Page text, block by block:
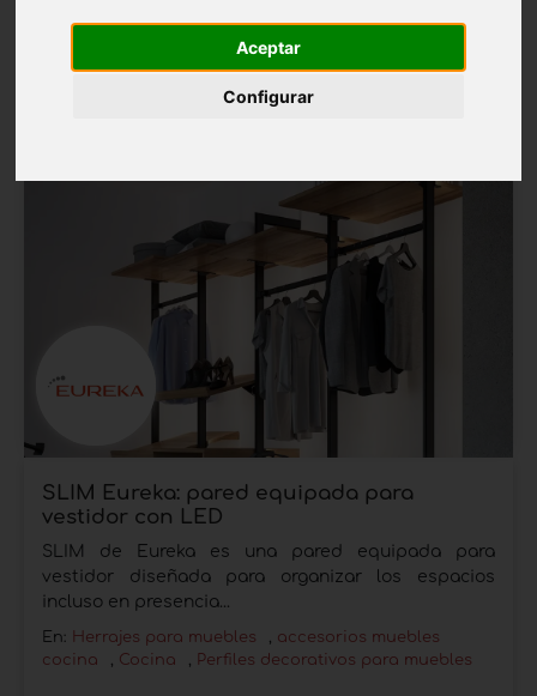
Aceptar
Configurar
Descubra los detalles
SLIM Eureka: pared equipada para
vestidor con LED
SLIM de Eureka es una pared equipada para
vestidor diseñada para organizar los espacios
incluso en presencia...
En: Herrajes para muebles , accesorios muebles
cocina
, Cocina , Perfiles decorativos para muebles